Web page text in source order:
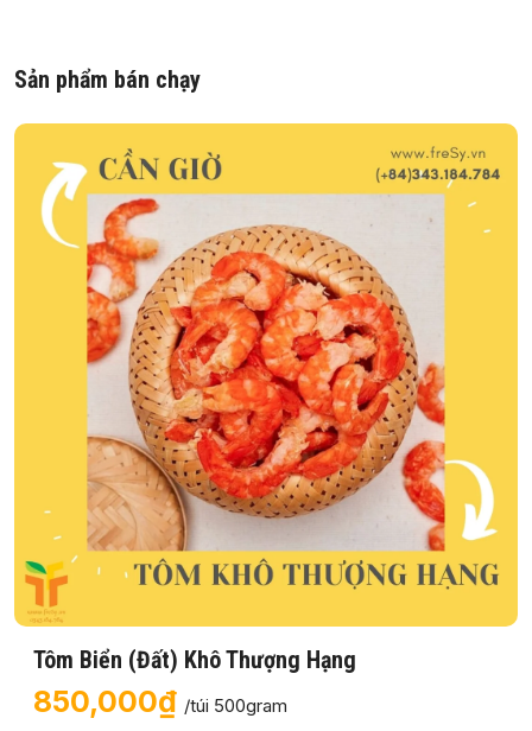
Sản phẩm bán chạy
Tôm Biển (Đất) Khô Thượng Hạng
850,000₫ /túi 500gram